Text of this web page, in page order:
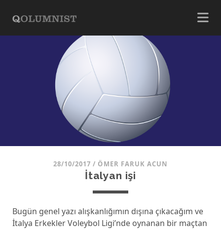
28/10/2017 / ÖMER FARUK ACUN
İtalyan işi
Bugün genel yazı alışkanlığımın dışına çıkacağım ve
İtalya Erkekler Voleybol Ligi’nde oynanan bir maçtan